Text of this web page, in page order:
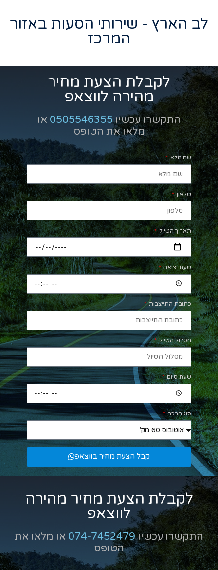
לב הארץ - שירותי הסעות באזור
המרכז
לקבלת הצעת מחיר
מהירה לווצאפ
התקשרו עכשיו0505546355 או
מלאו את הטופס
שם מלא
טלפון
תאריך הטיול
שעת יציאה
כתובת התייצבות
מסלול הטיול
שעת סיום
סוג הרכב
קבל הצעת מחיר בווצאפ
לקבלת הצעת מחיר מהירה
לווצאפ
התקשרו עכשיו074-7452479 או מלאו את
הטופס